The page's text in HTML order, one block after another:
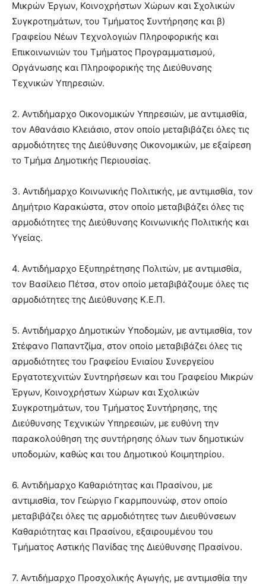
Μικρών Έργων, Κοινοχρήστων Χώρων και Σχολικών
Συγκροτημάτων, του Τμήματος Συντήρησης και β)
Γραφείου Νέων Τεχνολογιών Πληροφορικής και
Επικοινωνιών του Τμήματος Προγραμματισμού,
Οργάνωσης και Πληροφορικής της Διεύθυνσης
Τεχνικών Υπηρεσιών.
2. Αντιδήμαρχο Οικονομικών Υπηρεσιών, με αντιμισθία,
τον Αθανάσιο Κλειάσιο, στον οποίο μεταβιβάζει όλες τις
αρμοδιότητες της Διεύθυνσης Οικονομικών, με εξαίρεση
το Τμήμα Δημοτικής Περιουσίας.
3. Αντιδήμαρχο Κοινωνικής Πολιτικής, με αντιμισθία, τον
Δημήτριο Καρακώστα, στον οποίο μεταβιβάζει όλες τις
αρμοδιότητες της Διεύθυνσης Κοινωνικής Πολιτικής και
Υγείας.
4. Αντιδήμαρχο Εξυπηρέτησης Πολιτών, με αντιμισθία,
τον Βασίλειο Πέτσα, στον οποίο μεταβιβάζουμε όλες τις
αρμοδιότητες της Διεύθυνσης Κ.Ε.Π.
5. Αντιδήμαρχο Δημοτικών Υποδομών, με αντιμισθία, τον
Στέφανο Παπαντζίμα, στον οποίο μεταβιβάζει όλες τις
αρμοδιότητες του Γραφείου Ενιαίου Συνεργείου
Εργατοτεχνιτών Συντηρήσεων και του Γραφείου Μικρών
Έργων, Κοινοχρήστων Χώρων και Σχολικών
Συγκροτημάτων, του Τμήματος Συντήρησης, της
Διεύθυνσης Τεχνικών Υπηρεσιών, με ευθύνη την
παρακολούθηση της συντήρησης όλων των δημοτικών
υποδομών, καθώς και του Δημοτικού Κοιμητηρίου.
6. Αντιδήμαρχο Καθαριότητας και Πρασίνου, με
αντιμισθία, τον Γεώργιο Γκαρμπουνώφ, στον οποίο
μεταβιβάζει όλες τις αρμοδιότητες των Διευθύνσεων
Καθαριότητας και Πρασίνου, εξαιρουμένου του
Τμήματος Αστικής Πανίδας της Διεύθυνσης Πρασίνου.
7. Αντιδήμαρχο Προσχολικής Αγωγής, με αντιμισθία την